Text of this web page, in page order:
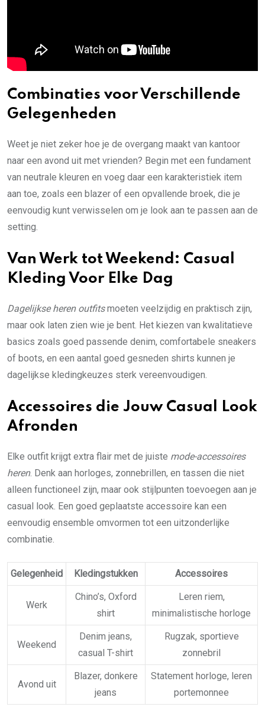
Combinaties voor Verschillende
Gelegenheden
Weet je niet zeker hoe je de overgang maakt van kantoor
naar een avond uit met vrienden? Begin met een fundament
van neutrale kleuren en voeg daar een karakteristiek item
aan toe, zoals een blazer of een opvallende broek, die je
eenvoudig kunt verwisselen om je look aan te passen aan de
setting.
Van Werk tot Weekend: Casual
Kleding Voor Elke Dag
Dagelijkse heren outfitsmoeten veelzijdig en praktisch zijn,
maar ook laten zien wie je bent. Het kiezen van kwalitatieve
basics zoals goed passende denim, comfortabele sneakers
of boots, en een aantal goed gesneden shirts kunnen je
dagelijkse kledingkeuzes sterk vereenvoudigen.
Accessoires die Jouw Casual Look
Afronden
Elke outfit krijgt extra flair met de juiste mode-accessoires
heren. Denk aan horloges, zonnebrillen, en tassen die niet
alleen functioneel zijn, maar ook stijlpunten toevoegen aan je
casual look. Een goed geplaatste accessoire kan een
eenvoudig ensemble omvormen tot een uitzonderlijke
combinatie.
Gelegenheid Kledingstukken Accessoires
Werk
Chino’s, Oxford
shirt
Leren riem,
minimalistische horloge
Weekend
Denim jeans,
casual T-shirt
Rugzak, sportieve
zonnebril
Avond uit
Blazer, donkere
jeans
Statement horloge, leren
portemonnee